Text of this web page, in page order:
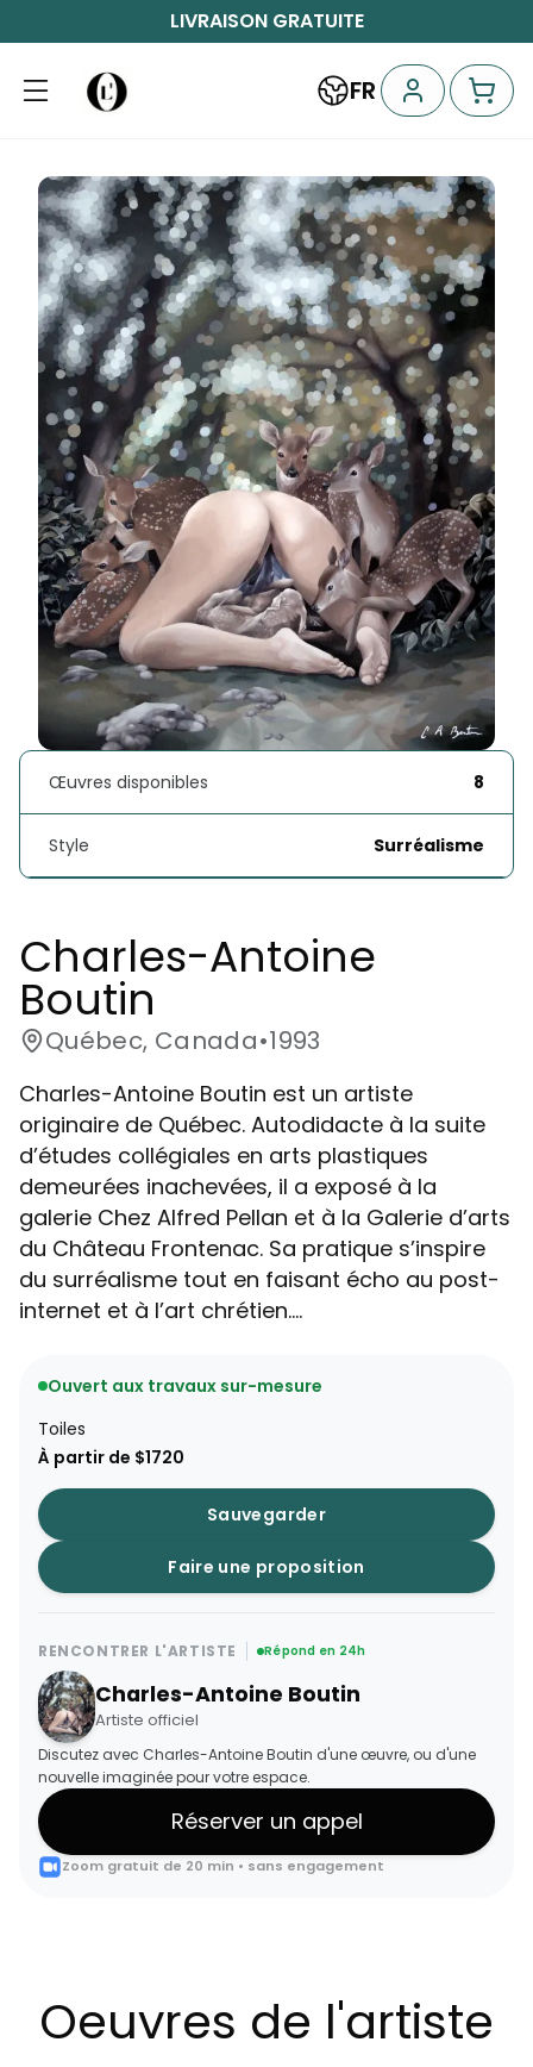
LIVRAISON GRATUITE
FR
Œuvres disponibles 8
Style Surréalisme
Charles-Antoine
Boutin
Québec, Canada•1993
Charles-Antoine Boutin est un artiste
originaire de Québec. Autodidacte à la suite
d’études collégiales en arts plastiques
demeurées inachevées, il a exposé à la
galerie Chez Alfred Pellan et à la Galerie d’arts
du Château Frontenac. Sa pratique s’inspire
du surréalisme tout en faisant écho au post-
internet et à l’art chrétien....
Ouvert aux travaux sur-mesure
Toiles
À partir de $1720
Sauvegarder
Faire une proposition
RENCONTRER L'ARTISTE Répond en 24h
Charles-Antoine Boutin
Artiste officiel
Discutez avec Charles-Antoine Boutin d'une œuvre, ou d'une
nouvelle imaginée pour votre espace.
Réserver un appel
Zoom gratuit de 20 min • sans engagement
Oeuvres de l'artiste